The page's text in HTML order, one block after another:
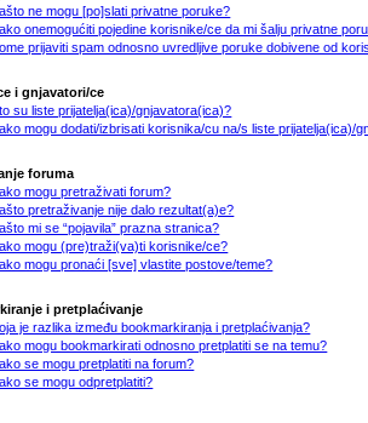
ne mogu [po]slati privatne poruke?
onemogućiti pojedine korisnike/ce da mi šalju privatne
prijaviti spam odnosno uvredljive poruke dobivene od
i gnjavatori/ce
su liste prijatelja(ica)/gnjavatora(ica)?
mogu dodati/izbrisati korisnika/cu na/s liste prijatelja(ica)/
foruma
mogu pretraživati forum?
pretraživanje nije dalo rezultat(a)e?
mi se “pojavila” prazna stranica?
mogu (pre)traži(va)ti korisnike/ce?
mogu pronaći [sve] vlastite postove/teme?
i pretplaćivanje
je razlika između bookmarkiranja i pretplaćivanja?
mogu bookmarkirati odnosno pretplatiti se na temu?
se mogu pretplatiti na forum?
se mogu odpretplatiti?